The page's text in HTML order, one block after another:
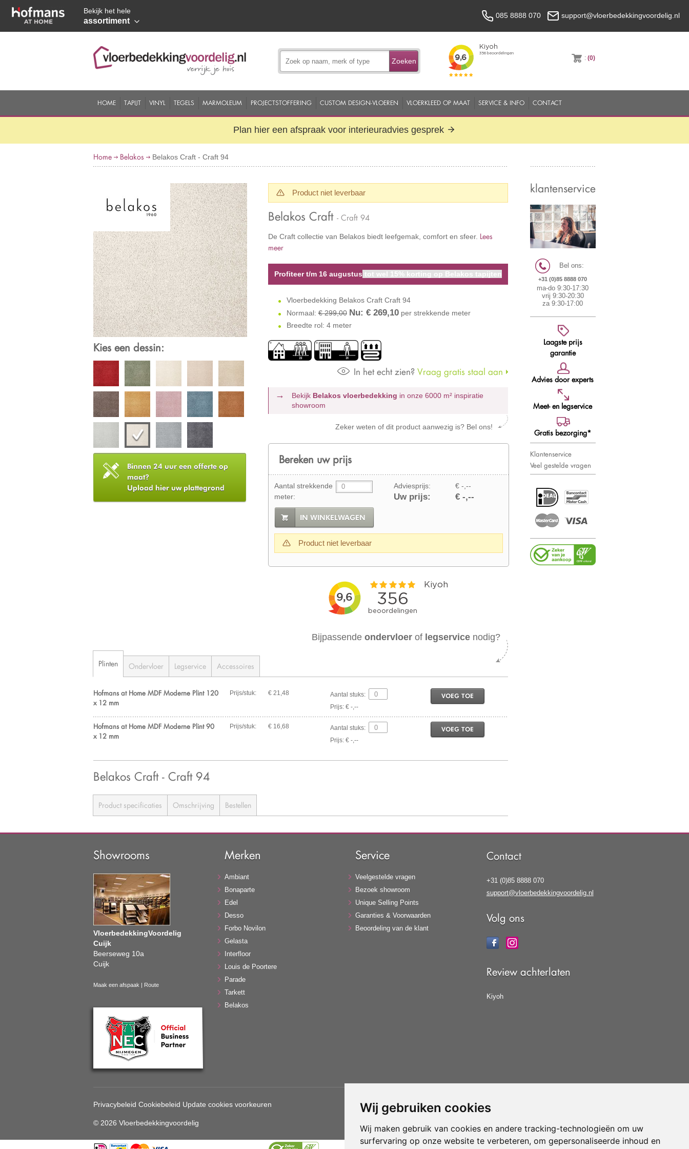
Wij gebruiken cookies
Wij maken gebruik van cookies en andere tracking-technologieën om uw
surfervaring op onze website te verbeteren, om gepersonaliseerde inhoud en
Bekijk het hele
assortiment
085 8888 070 support@vloerbedekkingvoordelig.nl
Zoeken :(0)
HOME TAPIJT VINYL TEGELS MARMOLEUM PROJECTSTOFFERING CUSTOM DESIGN-VLOEREN VLOERKLEED OP MAAT SERVICE & INFO CONTACT
Plan hier een afspraak voor interieuradvies gesprek
Home Belakos Belakos Craft - Craft 94
Kies een dessin:
Binnen 24 uur een offerte op
maat?
Upload hier uw plattegrond
Product niet leverbaar
Belakos Craft - Craft 94
De Craft collectie van Belakos biedt leefgemak, comfort en sfeer. Lees
meer
Profiteer t/m 16 augustus tot wel 15% korting op Belakos tapijten
Vloerbedekking Belakos Craft Craft 94
Normaal:€ 299,00 Nu: € 269,10per strekkende meter
Breedte rol: 4 meter
In het echt zien? Vraag gratis staal aan
Bekijk Belakos vloerbedekking in onze 6000 m² inspiratie
showroom
Zeker weten of dit product aanwezig is? Bel ons!
Bereken uw prijs
Aantal strekkende
meter:
Adviesprijs: € -,--
Uw prijs: € -,--
IN WINKELWAGEN
Product niet leverbaar
klantenservice
Bel ons:
+31 (0)85 8888 070
ma-do 9:30-17:30
vrij 9:30-20:30
za 9:30-17:00
Laagste prijs
garantie
Advies door experts
Meet- en legservice
Gratis bezorging*
Klantenservice
Veel gestelde vragen
Bijpassendeondervloer of legservice nodig?
Plinten Ondervloer Legservice Accessoires
Hofmans at Home MDF Moderne Plint 120
x 12 mm
Prijs/stuk: € 21,48
Aantal stuks:
Prijs: € -,--
VOEG TOE
Hofmans at Home MDF Moderne Plint 90
x 12 mm
Prijs/stuk: € 16,68
Aantal stuks:
Prijs: € -,--
VOEG TOE
Belakos Craft - Craft 94
Product specificaties Omschrijving Bestellen
Showrooms
VloerbedekkingVoordelig
Cuijk
Beerseweg 10a
Cuijk
Maak een afspaak | Route
Merken
Ambiant
Bonaparte
Edel
Desso
Forbo Novilon
Gelasta
Interfloor
Louis de Poortere
Parade
Tarkett
Belakos
Service
Veelgestelde vragen
Bezoek showroom
Unique Selling Points
Garanties & Voorwaarden
Beoordeling van de klant
Contact
+31 (0)85 8888 070
support@vloerbedekkingvoordelig.nl
Volg ons
Review achterlaten
Kiyoh
Privacybeleid Cookiebeleid Update cookies voorkeuren
© 2026 Vloerbedekkingvoordelig
Gebruik van deze site betekent dat u dealgemene voorwaarden